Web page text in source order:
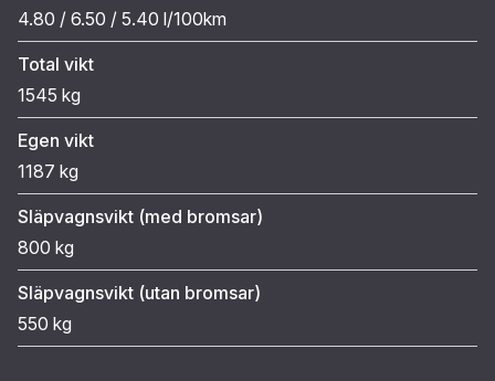
4.80 / 6.50 / 5.40 l/100km
Total vikt
1545 kg
Egen vikt
1187 kg
Släpvagnsvikt (med bromsar)
800 kg
Släpvagnsvikt (utan bromsar)
550 kg